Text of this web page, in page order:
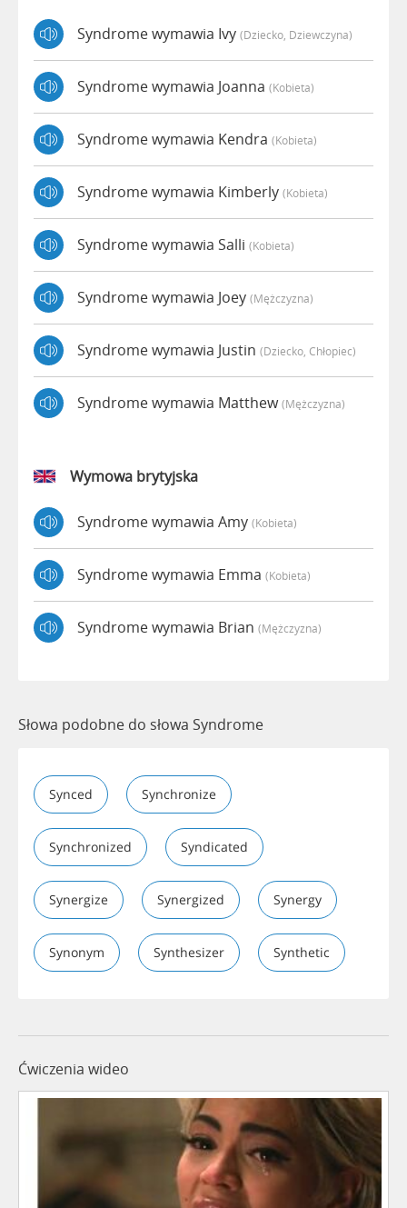
Syndrome wymawia Ivy (dziecko, Dziewczyna)
Syndrome wymawia Joanna (kobieta)
Syndrome wymawia Kendra (kobieta)
Syndrome wymawia Kimberly (kobieta)
Syndrome wymawia Salli (kobieta)
Syndrome wymawia Joey (mężczyzna)
Syndrome wymawia Justin (dziecko, Chłopiec)
Syndrome wymawia Matthew(mężczyzna)
Wymowa brytyjska
Syndrome wymawia Amy (kobieta)
Syndrome wymawia Emma (kobieta)
Syndrome wymawia Brian (mężczyzna)
Słowa podobne do słowa Syndrome
Synced Synchronize
Synchronized Syndicated
Synergize Synergized Synergy
Synonym Synthesizer Synthetic
Ćwiczenia wideo